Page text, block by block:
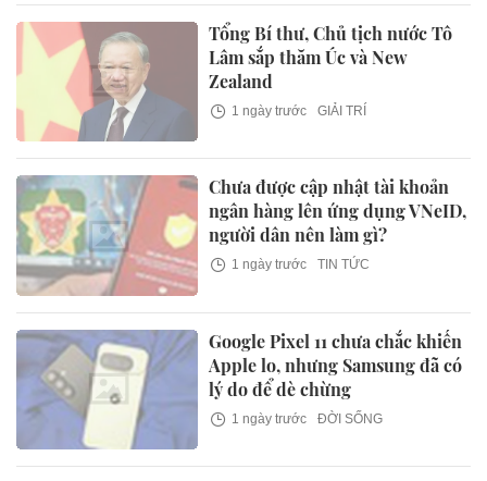
Tổng Bí thư, Chủ tịch nước Tô
Lâm sắp thăm Úc và New
Zealand
1 ngày trước GIẢI TRÍ
Chưa được cập nhật tài khoản
ngân hàng lên ứng dụng VNeID,
người dân nên làm gì?
1 ngày trước TIN TỨC
Google Pixel 11 chưa chắc khiến
Apple lo, nhưng Samsung đã có
lý do để dè chừng
1 ngày trước ĐỜI SỐNG